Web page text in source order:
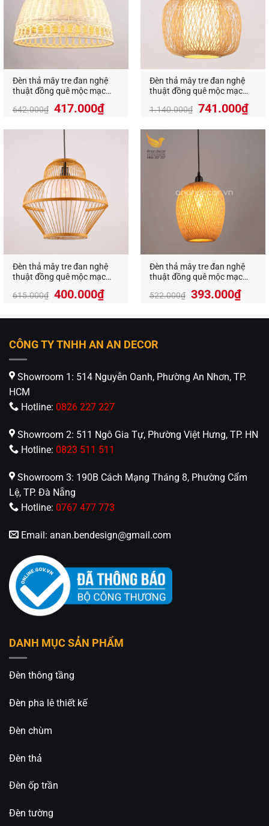
An An Decor– Ánh sáng từ tâm hồn
Địa Chỉ:412 Phạm Văn Đồng, P.11, Q.Bình Thạnh,
Tp.Hồ Chí Minh
0813.160.160(zalo)
https://anandecor.vn/
Đèn thả mây tre đan nghệ
thuật đồng quê mộc mạc
642.000₫ Giá
là:
642.000₫.
417.000₫Giá
hiện
tại
417.000₫.
Đèn thả mây tre đan nghệ
thuật đồng quê mộc mạc
1.140.000₫ Giá
là:
741.000₫Giá
tại
Đèn thả mây tre đan nghệ
thuật đồng quê mộc mạc
615.000₫ Giá
là:
400.000₫Giá
hiện
tại
400.000₫.
Đèn thả mây tre đan nghệ
thuật đồng quê mộc mạc
522.000₫ 393.000₫
CÔNG TY TNHH AN AN DECOR
Showroom 1: 514 Nguyễn Oanh, Phường An Nhơn, TP.
HCM
Hotline: 0826 227 227
Showroom 2: 511 Ngô Gia Tự, Phường Việt Hưng, TP. HN
Hotline: 0823 511 511
Showroom 3: 190B Cách Mạng Tháng 8, Phường Cẩm
Lệ, TP. Đà Nẵng
Hotline: 0767 477 773
Email: anan.bendesign@gmail.com
DANH MỤC SẢN PHẨM
Đèn thông tầng
Đèn pha lê thiết kế
Đèn chùm
Đèn thả
Đèn ốp trần
Đèn tường